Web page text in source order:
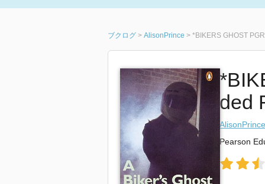
ブクログ > AlisonPrince > *BIKERS GHOST
ded
AlisonPrince
Pearson